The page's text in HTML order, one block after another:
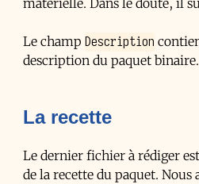
matérielle. Dans le doute, il
Le champ Description
description du paquet binaire.
La recette
Le dernier fichier à rédiger est
de la recette du paquet. Nous